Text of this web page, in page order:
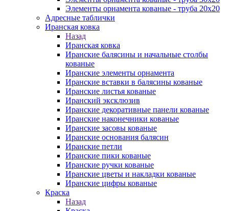
Элементы орнамента кованые - труба 20х20
Адресные таблички
Иранская ковка
Назад
Иранская ковка
Иранские балясины и начальные столбы
кованые
Иранские элементы орнамента
Иранские вставки в балясины кованые
Иранские листья кованые
Иранский эксклюзив
Иранские декоративные панели кованые
Иранские наконечники кованые
Иранские засовы кованые
Иранские основания балясин
Иранские петли
Иранские пики кованые
Иранские ручки кованые
Иранские цветы и накладки кованые
Иранские цифры кованые
Краска
Назад